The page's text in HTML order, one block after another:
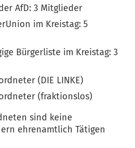
AfD: 3 Mitglieder
im Kreistag: 5
Bürgerliste im Kreistag: 3
(DIE LINKE)
(fraktionslos)
sind keine
ehrenamtlich Tätigen